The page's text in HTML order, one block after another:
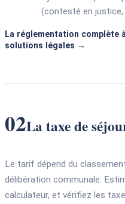
(contesté en
La réglementation complète
solutions légales
02La taxe de
Le tarif dépend du
délibération communale.
calculateur, et vérifiez les